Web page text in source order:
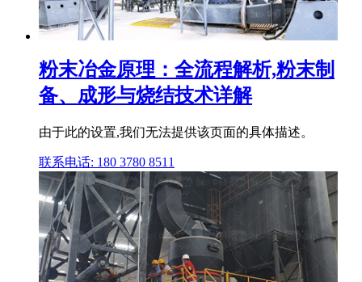
粉末冶金原理：全流程解析,粉末制
备、成形与烧结技术详解
由于此的设置,我们无法提供该页面的具体描述。
联系电话: 180 3780 8511